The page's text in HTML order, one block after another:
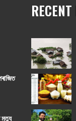
মৃত্যু